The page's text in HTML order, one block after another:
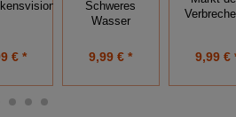
€ *
Schweres
Wasser
9,99 € * 9,99 €